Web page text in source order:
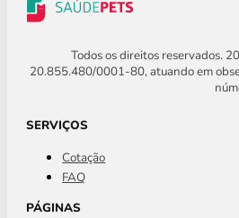
Todos os direitos reservados.
20.855.480/0001-80, atuando em
SERVIÇOS
Cotação
FAQ
PÁGINAS